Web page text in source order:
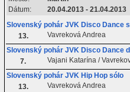
Dátum:
20.04.2013 - 21.04.2013
Slovenský pohár JVK Disco Dance
13.
Vavreková Andrea
Slovenský pohár JVK Disco Dance
7.
Vajani Katarína /
Slovenský pohár JVK Hip Hop sólo
13.
Vavreková Andrea